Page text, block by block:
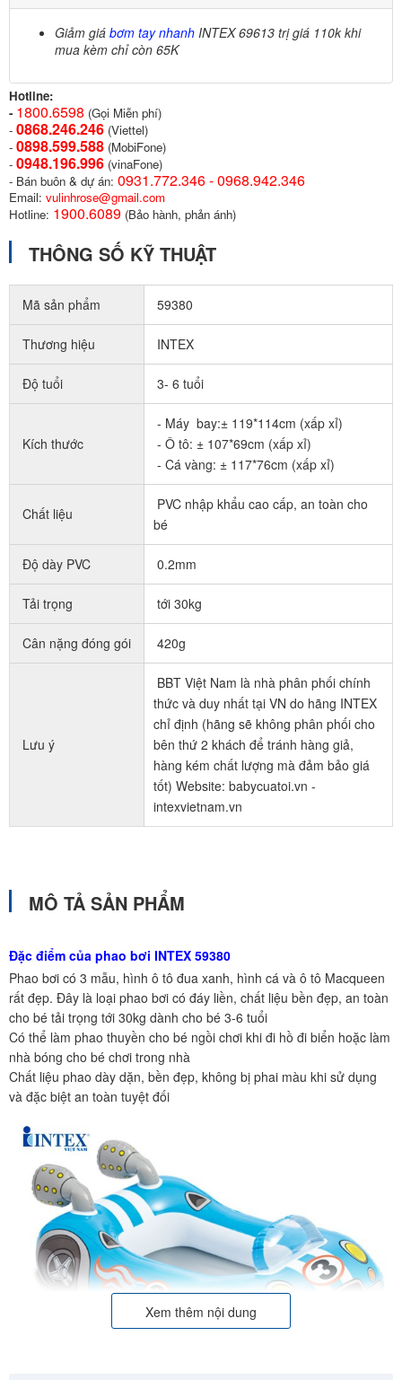
Giảm giá bơm tay nhanh INTEX 69613 trị giá 110k khi
mua kèm chỉ còn 65K
Hotline:
- 1800.6598 (Gọi Miễn phí)
- 0868.246.246 (Viettel)
- 0898.599.588 (MobiFone)
- 0948.196.996 (vinaFone)
- Bán buôn & dự án: 0931.772.346 - 0968.942.346
Email: vulinhrose@gmail.com
Hotline: 1900.6089 (Bảo hành, phản ánh)
THÔNG SỐ KỸ THUẬT
Mã sản phẩm 59380
Thương hiệu INTEX
Độ tuổi 3- 6 tuổi
Kích thước
- Máy bay:± 119*114cm (xấp xỉ)
- Ô tô: ± 107*69cm (xấp xỉ)
- Cá vàng: ± 117*76cm (xấp xỉ)
Chất liệu
PVC nhập khẩu cao cấp, an toàn cho
bé
Độ dày PVC 0.2mm
Tải trọng tới 30kg
Cân nặng đóng gói 420g
Lưu ý
BBT Việt Nam là nhà phân phối chính
thức và duy nhất tại VN do hãng INTEX
chỉ định (hãng sẽ không phân phối cho
bên thứ 2 khách để tránh hàng giả,
hàng kém chất lượng mà đảm bảo giá
tốt) Website: babycuatoi.vn -
intexvietnam.vn
MÔ TẢ SẢN PHẨM
Đặc điểm của phao bơi INTEX 59380
Phao bơi có 3 mẫu, hình ô tô đua xanh, hình cá và ô tô Macqueen
rất đẹp. Đây là loại phao bơi có đáy liền, chất liệu bền đẹp, an toàn
cho bé tải trọng tới 30kg dành cho bé 3-6 tuổi
Có thể làm phao thuyền cho bé ngồi chơi khi đi hồ đi biển hoặc làm
nhà bóng cho bé chơi trong nhà
Chất liệu phao dày dặn, bền đẹp, không bị phai màu khi sử dụng
và đặc biệt an toàn tuyệt đối
Xem thêm nội dung